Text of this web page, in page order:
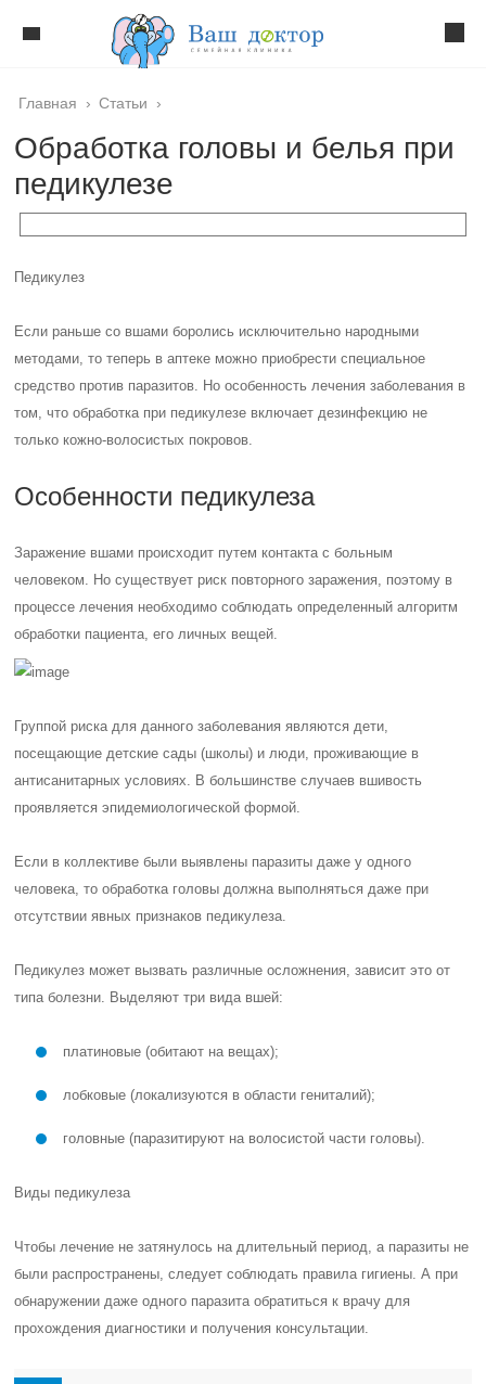
Главная › Статьи ›
Обработка головы и белья при
педикулезе
Педикулез
Если раньше со вшами боролись исключительно народными
методами, то теперь в аптеке можно приобрести специальное
средство против паразитов. Но особенность лечения заболевания в
том, что обработка при педикулезе включает дезинфекцию не
только кожно-волосистых покровов.
Особенности педикулеза
Заражение вшами происходит путем контакта с больным
человеком. Но существует риск повторного заражения, поэтому в
процессе лечения необходимо соблюдать определенный алгоритм
обработки пациента, его личных вещей.
Группой риска для данного заболевания являются дети,
посещающие детские сады (школы) и люди, проживающие в
антисанитарных условиях. В большинстве случаев вшивость
проявляется эпидемиологической формой.
Если в коллективе были выявлены паразиты даже у одного
человека, то обработка головы должна выполняться даже при
отсутствии явных признаков педикулеза.
Педикулез может вызвать различные осложнения, зависит это от
типа болезни. Выделяют три вида вшей:
платиновые (обитают на вещах);
лобковые (локализуются в области гениталий);
головные (паразитируют на волосистой части головы).
Виды педикулеза
Чтобы лечение не затянулось на длительный период, а паразиты не
были распространены, следует соблюдать правила гигиены. А при
обнаружении даже одного паразита обратиться к врачу для
прохождения диагностики и получения консультации.